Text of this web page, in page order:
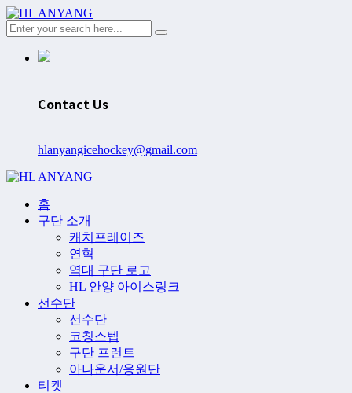
Contact Us
hlanyangicehockey@gmail.com
홈
구단 소개
캐치프레이즈
연혁
역대 구단 로고
HL 안양 아이스링크
선수단
선수단
코칭스텝
구단 프런트
아나운서/응원단
티켓